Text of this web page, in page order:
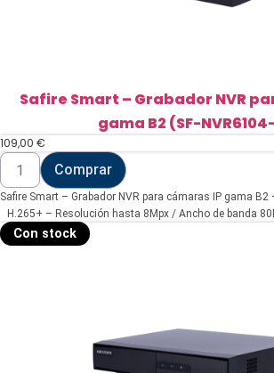
Safire Smart – Grabador NVR
gama B2 (SF-
109,00 €
Safire
Smart
-
Grabador
NVR
para
cámaras
Comprar
Safire Smart – Grabador NVR para cámaras IP gama
H.265+ – Resolución hasta 8Mpx / Ancho de banda
VGA / 1HDD – Detección facial /
Con stock